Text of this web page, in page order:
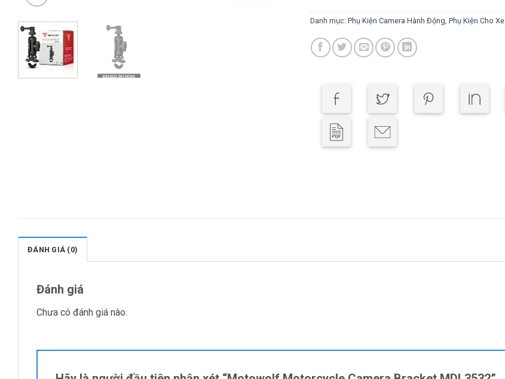
Danh mục: Phụ Kiện Camera Hành Động Phụ Kiện Cho Xe
ĐÁNH GIÁ (0)
Đánh giá
Chưa có đánh giá nào.